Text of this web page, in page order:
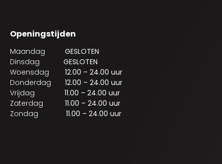
Openingstijden
Maandag GESLOTEN
Dinsdag GESLOTEN
Woensdag 12.00 – 24.00 uur
Donderdag 12.00 – 24.00 uur
Vrijdag 11.00 – 24.00 uur
Zaterdag 11.00 – 24.00 uur
Zondag 11.00 – 24.00 uur